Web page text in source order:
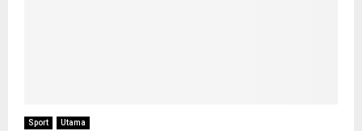
Sport Utama